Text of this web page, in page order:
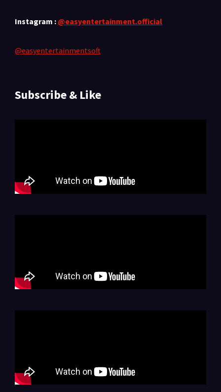
Instagram : @easyentertainment.official
@easyentertainmentsoft
Subscribe & Like